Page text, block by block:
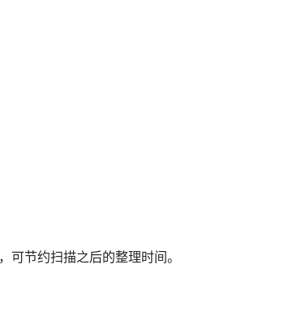
节约扫描之后的整理时间。